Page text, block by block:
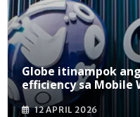
Globe itinampok
efficiency sa Mobile
12 APRIL 2026